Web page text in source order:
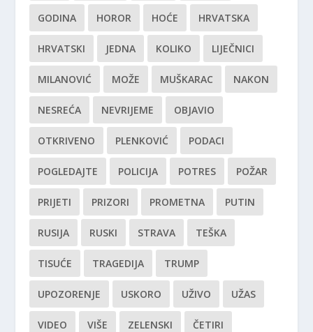
GODINA HOROR HOĆE HRVATSKA
HRVATSKI JEDNA KOLIKO LIJEČNICI
MILANOVIĆ MOŽE MUŠKARAC NAKON
NESREĆA NEVRIJEME OBJAVIO
OTKRIVENO PLENKOVIĆ PODACI
POGLEDAJTE POLICIJA POTRES POŽAR
PRIJETI PRIZORI PROMETNA PUTIN
RUSIJA RUSKI STRAVA TEŠKA
TISUĆE TRAGEDIJA TRUMP
UPOZORENJE USKORO UŽIVO UŽAS
VIDEO VIŠE ZELENSKI ČETIRI